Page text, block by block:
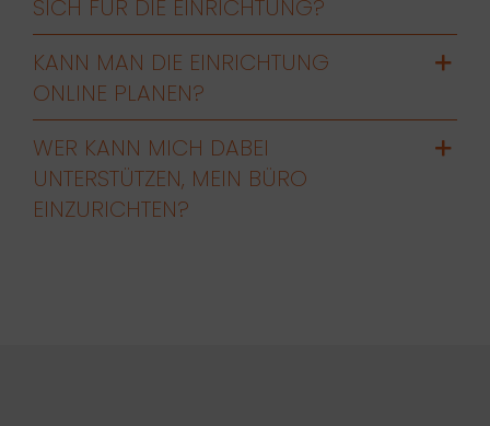
SICH FÜR DIE EINRICHTUNG?
KANN MAN DIE EINRICHTUNG
ONLINE PLANEN?
WER KANN MICH DABEI
UNTERSTÜTZEN, MEIN BÜRO
EINZURICHTEN?